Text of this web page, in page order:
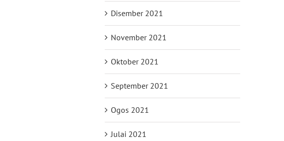
Disember 2021
November 2021
Oktober 2021
September 2021
Ogos 2021
Julai 2021